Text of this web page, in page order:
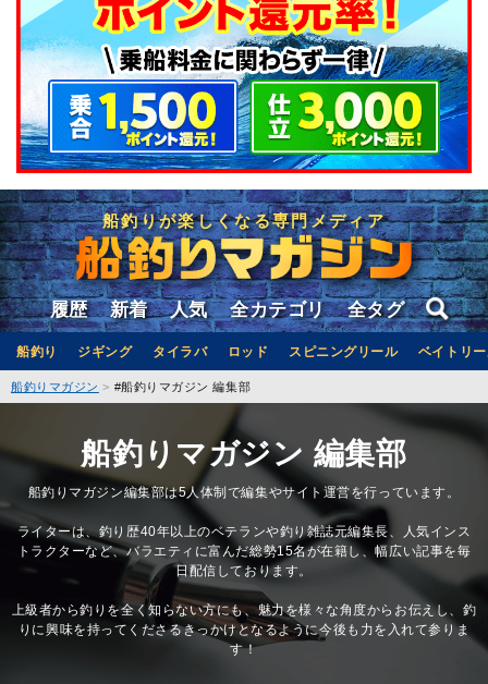
船釣りが楽しくなる専門メディア
履歴 新着 人気 全カテゴリ 全タグ
船釣り ジギング タイラバ ロッド スピニングリール ベイトリ
船釣りマガジン #船釣りマガジン 編集部
船釣りマガジン 編集部
船釣りマガジン編集部は5人体制で編集やサイト運営を行っています。
ライターは、釣り歴40年以上のベテランや釣り雑誌元編集長、人気インス
トラクターなど、バラエティに富んだ総勢15名が在籍し、幅広い記事を毎
日配信しております。
上級者から釣りを全く知らない方にも、魅力を様々な角度からお伝えし、釣
りに興味を持ってくださるきっかけとなるように今後も力を入れて参りま
す！